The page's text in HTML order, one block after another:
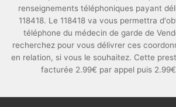
renseignements téléphoniques payant
118418. Le 118418 va vous permettra
téléphone du médecin de garde de
recherchez pour vous délivrer ces
en relation, si vous le souhaitez. Cette
facturée 2.99€ par appel puis